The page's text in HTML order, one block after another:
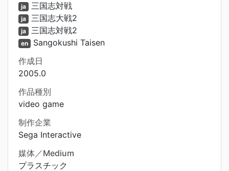
ja 三国志対戦
ja 三国志大戦2
ja 三国志対戦2
en Sangokushi Taisen
作成日
2005.0
作品種別
video game
制作企業
Sega Interactive
媒体／Medium
プラスチック